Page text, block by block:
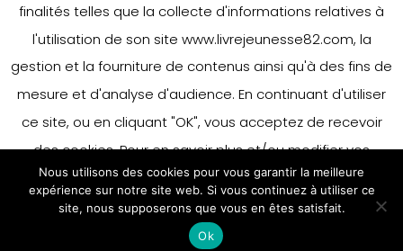
finalités telles que la collecte d'informations relatives à
l'utilisation de son site www.livrejeunesse82.com, la
gestion et la fourniture de contenus ainsi qu'à des fins de
mesure et d'analyse d'audience. En continuant d'utiliser
ce site, ou en cliquant "OK", vous acceptez de recevoir
des cookies. Pour en savoir plus et/ou modifier vos
préférences en matière de cookies, merci de vous référer
à notre politique sur les cookies.
Accepter
En savoir plus
Nous utilisons des cookies pour vous garantir la meilleure
expérience sur notre site web. Si vous continuez à utiliser ce
site, nous supposerons que vous en êtes satisfait.
Ok